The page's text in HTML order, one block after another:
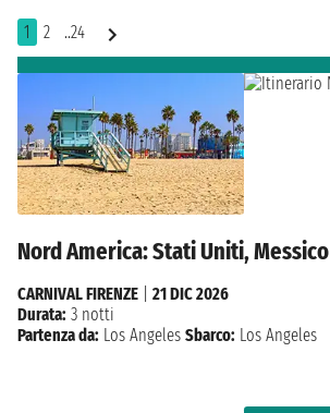
1 2 ..24
Nord America: Stati Uniti, Messico
CARNIVAL FIRENZE
21 DIC 2026
Durata: 3 notti
Partenza da: Los Angeles Sbarco: Los Angeles